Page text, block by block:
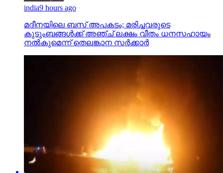
മദീനയിലെ ബസ് അപകടം; മരിച്ചവരുടെ
കുടുംബങ്ങള്‍ക്ക് അഞ്ച് ലക്ഷം വീതം ധനസഹായം
നല്‍കുമെന്ന് തെലങ്കാന സര്‍ക്കാര്‍